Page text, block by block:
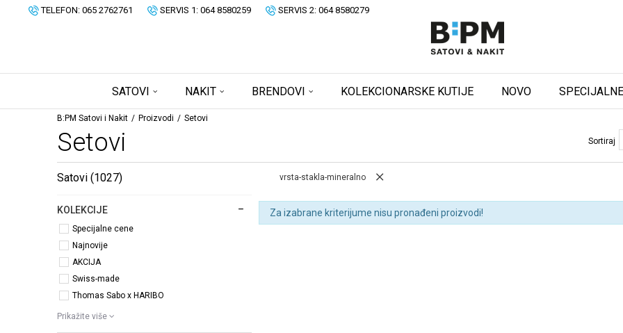
TELEFON: 065 2762761 SERVIS 1: 064 8580259 SERVIS 2: 064 8580279
SATOVI NAKIT BRENDOVI KOLEKCIONARSKE KUTIJE NOVO
B:PM Satovi i Nakit Proizvodi Setovi
Setovi Sortiraj
Satovi (1027)
KOLEKCIJE
Specijalne cene
Najnovije
AKCIJA
Swiss-made
Thomas Sabo x HARIBO
Prikažite više
vrsta-stakla-mineralno
Za izabrane kriterijume nisu pronađeni proizvodi!